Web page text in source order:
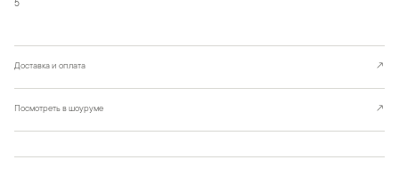
5
Доставка и оплата ↗
Посмотреть в шоуруме ↗